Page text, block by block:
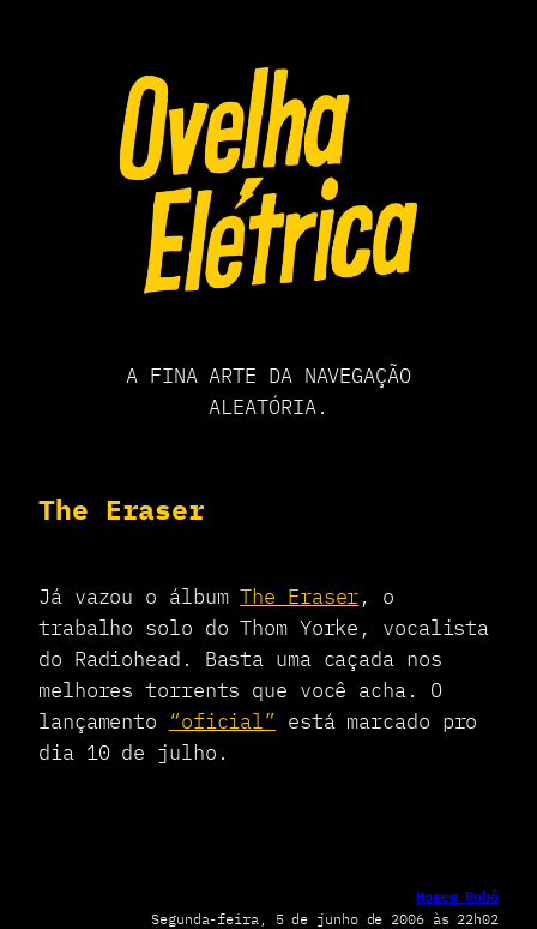
A FINA ARTE DA NAVEGAÇÃO
ALEATÓRIA.
The Eraser
Já vazou o álbumThe Eraser, o
trabalho solo do Thom Yorke, vocalista
do Radiohead. Basta uma caçada nos
melhores torrents que você acha. O
lançamento “oficial” está marcado pro
dia 10 de julho.
Homem Robô
Segunda-feira, 5 de junho de 2006 às 22h02